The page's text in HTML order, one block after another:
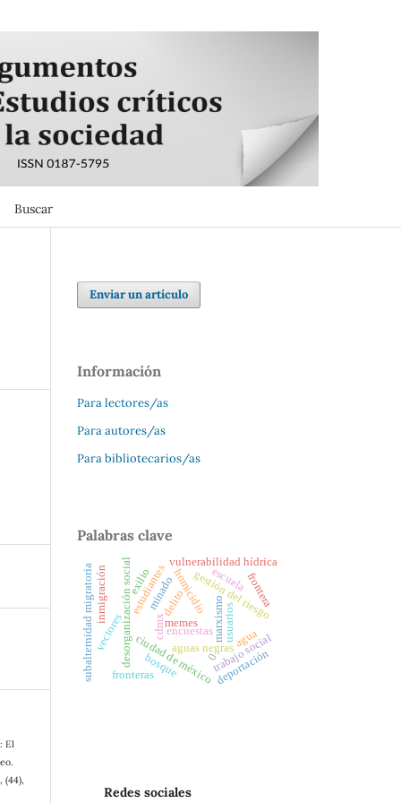
Buscar
El
, (44),
Enviar un artículo
Información
Para lectores/as
Para autores/as
Para bibliotecarios/as
Palabras clave
marxismo
homicidiogestión del riesgo
aguas negras
usuarios
encuestas
memes
ciudad de méxico
desorganización social cdmx
delito
vulnerabilidad hídrica
minado
bosque
agua
trabajo social
vectores
escuela
estudiantes frontera
exilio
fronteras
subalternidad migratoriainmigración
deportación
0
Redes sociales